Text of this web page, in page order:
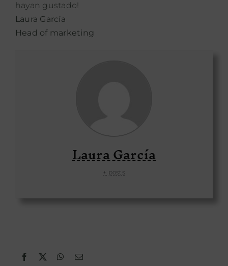
hayan gustado!
Laura García
Head of marketing
Laura García
+ posts